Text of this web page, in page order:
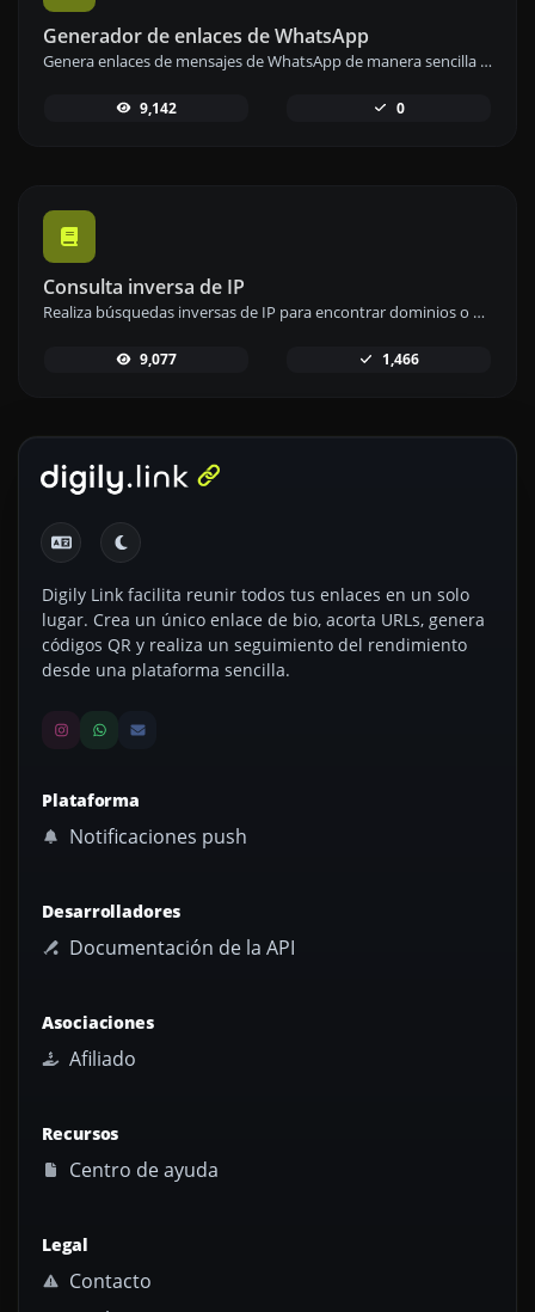
Generador de enlaces de WhatsApp
Genera enlaces de mensajes de WhatsApp de manera sencilla para facilitar la comunicación instantánea.
9,142 0
Consulta inversa de IP
Realiza búsquedas inversas de IP para encontrar dominios o anfitriones asociados a cualquier dirección IP.
9,077 1,466
Digily Link facilita reunir todos tus enlaces en un solo
lugar. Crea un único enlace de bio, acorta URLs, genera
códigos QR y realiza un seguimiento del rendimiento
desde una plataforma sencilla.
Plataforma
Notificaciones push
Desarrolladores
Documentación de la API
Asociaciones
Afiliado
Recursos
Centro de ayuda
Legal
Contacto